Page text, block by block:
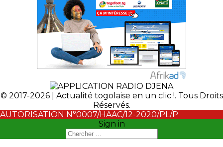
© 2017-2026 | Actualité togolaise en un clic !. Tous Droits
Réservés.
AUTORISATION N°0007/HAAC/12-2020/PL/P
Sign in